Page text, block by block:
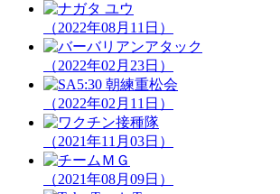
（2022年08月11日）
（2022年02月23日）
（2022年02月11日）
（2021年11月03日）
（2021年08月09日）